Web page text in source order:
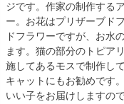
ジです。作家の制作する
ー。お花はプリザーブド
ドフラワーですが、お水
ます。猫の部分のトピア
施してあるモスで制作し
キャットにもお勧めです
いい子をお届けしますの